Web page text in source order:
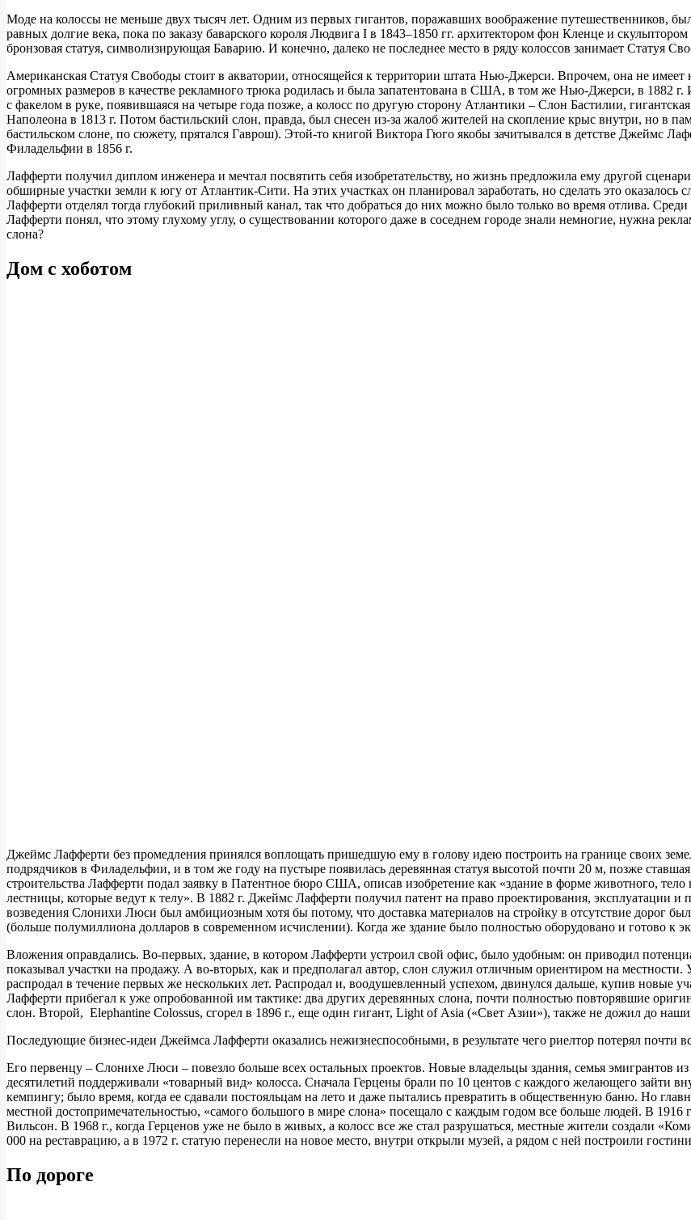
Моде на колоссы не меньше двух тысяч лет. Одним из первых гигантов, поражавших воображение путешественников,
равных долгие века, пока по заказу баварского короля Людвига I в 1843–1850 гг. архитектором фон Кленце и
бронзовая статуя, символизирующая Баварию. И конечно, далеко не последнее место в ряду колоссов занимает Статуя
Американская Статуя Свободы стоит в акватории, относящейся к территории штата Нью-Джерси. Впрочем, она не
огромных размеров в качестве рекламного трюка родилась и была запатентована в США, в том же Нью-Джерси, в 1882
с факелом в руке, появившаяся на четыре года позже, а колосс по другую сторону Атлантики – Слон Бастилии,
Наполеона в 1813 г. Потом бастильский слон, правда, был снесен из-за жалоб жителей на скопление крыс внутри, но в
бастильском слоне, по сюжету, прятался Гаврош). Этой-то книгой Виктора Гюго якобы зачитывался в детстве Джеймс
Филадельфии в 1856 г.
Лафферти получил диплом инженера и мечтал посвятить себя изобретательству, но жизнь предложила ему другой
обширные участки земли к югу от Атлантик-Сити. На этих участках он планировал заработать, но сделать это
Лафферти отделял тогда глубокий приливный канал, так что добраться до них можно было только во время отлива.
Лафферти понял, что этому глухому углу, о существовании которого даже в соседнем городе знали немногие, нужна
слона?
Дом с хоботом
Джеймс Лафферти без промедления принялся воплощать пришедшую ему в голову идею построить на границе своих
подрядчиков в Филадельфии, и в том же году на пустыре появилась деревянная статуя высотой почти 20 м, позже
строительства Лафферти подал заявку в Патентное бюро США, описав изобретение как «здание в форме животного,
лестницы, которые ведут к телу». В 1882 г. Джеймс Лафферти получил патент на право проектирования, эксплуатации
возведения Слонихи Люси был амбициозным хотя бы потому, что доставка материалов на стройку в отсутствие дорог
(больше полумиллиона долларов в современном исчислении). Когда же здание было полностью оборудовано и готово к
Вложения оправдались. Во-первых, здание, в котором Лафферти устроил свой офис, было удобным: он приводил
показывал участки на продажу. А во-вторых, как и предполагал автор, слон служил отличным ориентиром на
распродал в течение первых же нескольких лет. Распродал и, воодушевленный успехом, двинулся дальше, купив новые
Лафферти прибегал к уже опробованной им тактике: два других деревянных слона, почти полностью повторявшие
слон. Второй, Elephantine Colossus, сгорел в 1896 г., еще один гигант, Light of Asia («Свет Азии»), также не дожил до
Последующие бизнес-идеи Джеймса Лафферти оказались нежизнеспособными, в результате чего риелтор потерял почти
Его первенцу – Слонихе Люси – повезло больше всех остальных проектов. Новые владельцы здания, семья эмигрантов
десятилетий поддерживали «товарный вид» колосса. Сначала Герцены брали по 10 центов с каждого желающего зайти
кемпингу; было время, когда ее сдавали постояльцам на лето и даже пытались превратить в общественную баню. Но
местной достопримечательностью, «самого большого в мире слона» посещало с каждым годом все больше людей. В
Вильсон. В 1968 г., когда Герценов уже не было в живых, а колосс все же стал разрушаться, местные жители создали
000 на реставрацию, а в 1972 г. статую перенесли на новое место, внутри открыли музей, а рядом с ней построили
По дороге